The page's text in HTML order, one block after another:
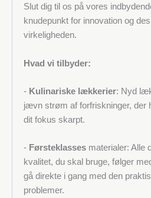
Slut dig til os på vores
knudepunkt for innovation og
virkeligheden.
Hvad vi tilbyder:
- Kulinariske lækkerier: Nyd
jævn strøm af forfriskninger, der
dit fokus skarpt.
- Førsteklassesmaterialer: Alle
kvalitet, du skal bruge, følger
gå direkte i gang med den
problemer.